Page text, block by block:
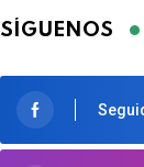
SÍGUENOS